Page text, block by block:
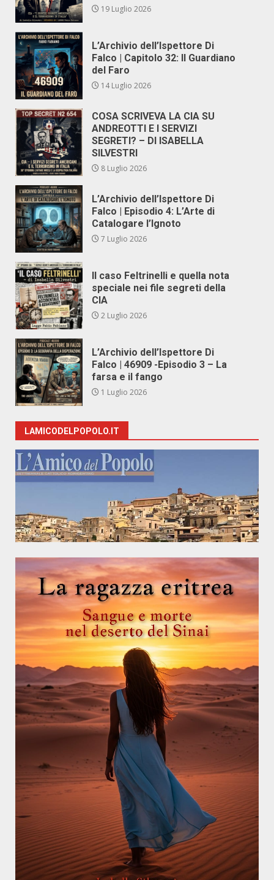
19 Luglio 2026
L’Archivio dell’Ispettore Di
Falco | Capitolo 32: Il Guardiano
del Faro
14 Luglio 2026
COSA SCRIVEVA LA CIA SU
ANDREOTTI E I SERVIZI
SEGRETI? – DI ISABELLA
SILVESTRI
8 Luglio 2026
L’Archivio dell’Ispettore Di
Falco | Episodio 4: L’Arte di
Catalogare l’Ignoto
7 Luglio 2026
Il caso Feltrinelli e quella nota
speciale nei file segreti della
CIA
2 Luglio 2026
L’Archivio dell’Ispettore Di
Falco | 46909 -Episodio 3 – La
farsa e il fango
1 Luglio 2026
LAMICODELPOPOLO.IT